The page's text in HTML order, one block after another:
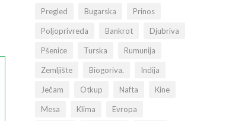
Pregled Bugarska Prinos
Poljoprivreda Bankrot Djubriva
Pšenice Turska Rumunija
Zemljište Biogoriva. Indija
Ječam Otkup Nafta Kine
Mesa Klima Evropa